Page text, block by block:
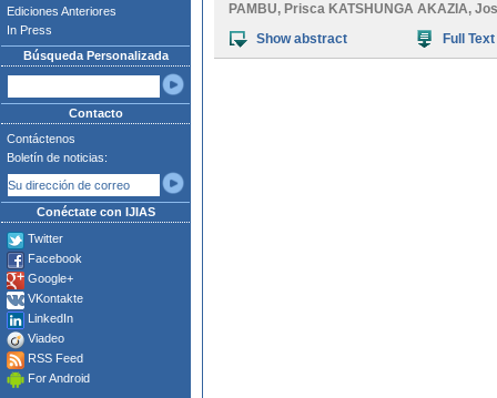
Ediciones Anteriores
In Press
Búsqueda Personalizada
Contacto
Contáctenos
Boletín de noticias:
Conéctate con IJIAS
Twitter
Facebook
Google+
VKontakte
LinkedIn
Viadeo
RSS Feed
For Android
PAMBU, Prisca KATSHUNGA AKAZIA,
Show abstract
Full Text